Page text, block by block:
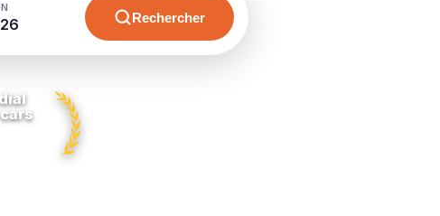
Rechercher